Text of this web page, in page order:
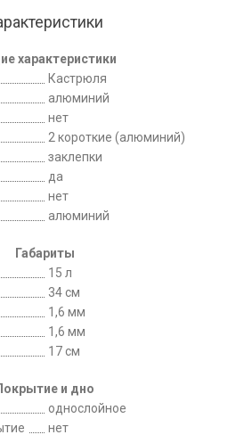
характеристики
Кастрюля
алюминий
нет
2 короткие (алюминий)
заклепки
да
нет
алюминий
Габариты
15 л
34 см
1,6 мм
1,6 мм
17 см
и дно
однослойное
нет